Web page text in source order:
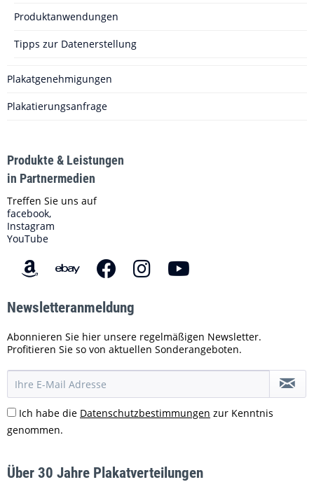
Produktanwendungen
Tipps zur Datenerstellung
Plakatgenehmigungen
Plakatierungsanfrage
Produkte & Leistungen
in Partnermedien
Treffen Sie uns auf
facebook,
Instagram
YouTube
Newsletteranmeldung
Abonnieren Sie hier unsere regelmäßigen Newsletter.
Profitieren Sie so von aktuellen Sonderangeboten.
Ich habe die Datenschutzbestimmungen zur Kenntnis
genommen.
Über 30 Jahre Plakatverteilungen